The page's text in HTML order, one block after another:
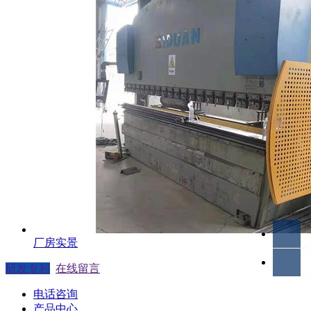
厂房实景
研发专利 在线留言
电话咨询
产品中心